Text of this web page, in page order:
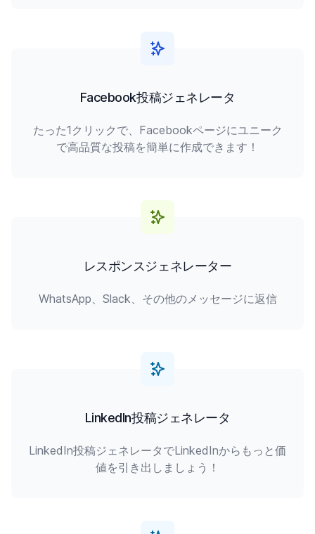
Facebook投稿ジェネレータ
たった1クリックで、Facebookページにユニーク
で高品質な投稿を簡単に作成できます！
レスポンスジェネレーター
WhatsApp、Slack、その他のメッセージに返信
LinkedIn投稿ジェネレータ
LinkedIn投稿ジェネレータでLinkedInからもっと価
値を引き出しましょう！